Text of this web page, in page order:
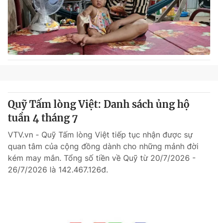
Quỹ Tấm lòng Việt: Danh sách ủng hộ
tuần 4 tháng 7
VTV.vn - Quỹ Tấm lòng Việt tiếp tục nhận được sự
quan tâm của cộng đồng dành cho những mảnh đời
kém may mắn. Tổng số tiền về Quỹ từ 20/7/2026 -
26/7/2026 là 142.467.126đ.